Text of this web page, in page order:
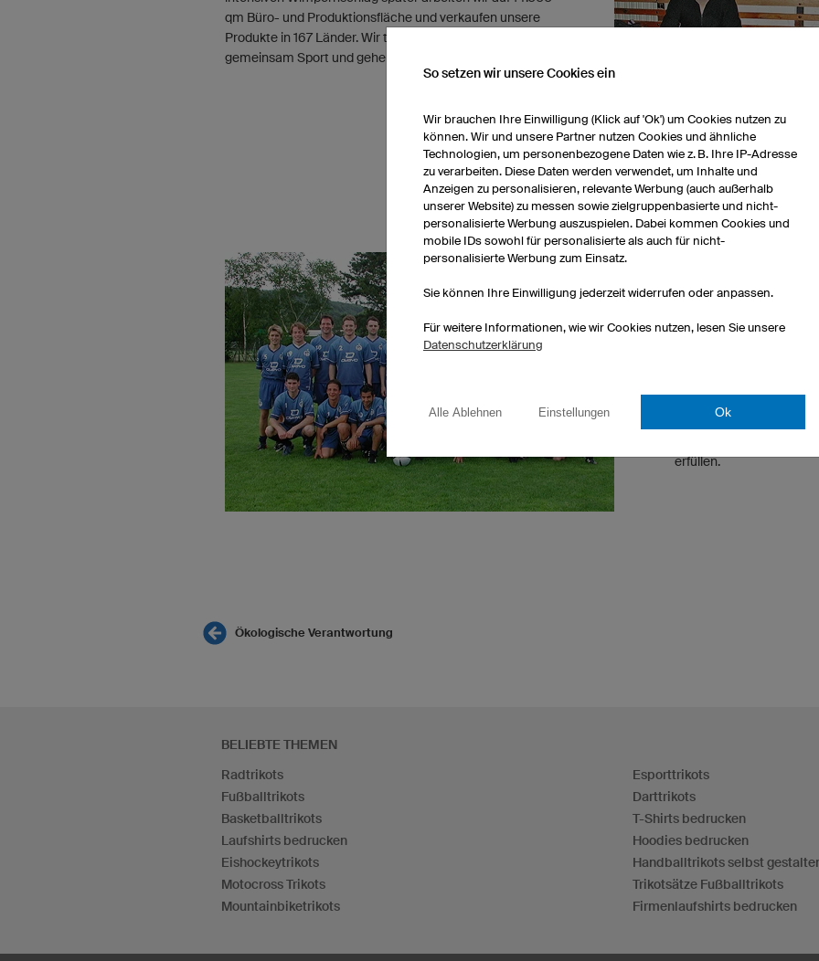
qm Büro- und Produktionsfläche und verkaufen unsere
Produkte in 167 Länder. Wir treiben immer noch gerne
gemeinsam Sport und gehen danach auf ein Gedenkbier.
Alle unsere Mitarbeiter
davon aktiv in
Mitarbeiter ist eine
Eishockeymannschaft,
Laufgruppe
Anforderungen des
bekannt. Wir arbeiten
unserem Service und
erfüllen.
Ökologische Verantwortung
BELIEBTE THEMEN
Radtrikots
Fußballtrikots
Basketballtrikots
Laufshirts bedrucken
Eishockeytrikots
Motocross Trikots
Mountainbiketrikots
Esporttrikots
Darttrikots
T-Shirts bedrucken
Hoodies bedrucken
Handballtrikots selbst
Trikotsätze Fußballtrikots
Firmenlaufshirts bedrucken
So setzen wir unsere Cookies ein
Wir brauchen Ihre Einwilligung (Klick auf 'Ok') um Cookies nutzen zu
können. Wir und unsere Partner nutzen Cookies und ähnliche
Technologien, um personenbezogene Daten wie z. B. Ihre IP-Adresse
zu verarbeiten. Diese Daten werden verwendet, um Inhalte und
Anzeigen zu personalisieren, relevante Werbung (auch außerhalb
unserer Website) zu messen sowie zielgruppenbasierte und nicht-
personalisierte Werbung auszuspielen. Dabei kommen Cookies und
mobile IDs sowohl für personalisierte als auch für nicht-
personalisierte Werbung zum Einsatz.
Sie können Ihre Einwilligung jederzeit widerrufen oder anpassen.
Für weitere Informationen, wie wir Cookies nutzen, lesen Sie unsere
Datenschutzerklärung
Alle Ablehnen Einstellungen Ok